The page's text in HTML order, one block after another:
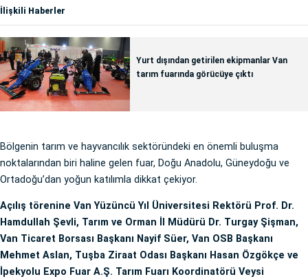
İlişkili Haberler
Yurt dışından getirilen ekipmanlar Van
tarım fuarında görücüye çıktı
Bölgenin tarım ve hayvancılık sektöründeki en önemli buluşma
noktalarından biri haline gelen fuar, Doğu Anadolu, Güneydoğu ve
Ortadoğu’dan yoğun katılımla dikkat çekiyor.
Açılış törenine Van Yüzüncü Yıl Üniversitesi Rektörü Prof. Dr.
Hamdullah Şevli, Tarım ve Orman İl Müdürü Dr. Turgay Şişman,
Van Ticaret Borsası Başkanı Nayif Süer, Van OSB Başkanı
Mehmet Aslan, Tuşba Ziraat Odası Başkanı Hasan Özgökçe ve
İpekyolu Expo Fuar A.Ş. Tarım Fuarı Koordinatörü Veysi